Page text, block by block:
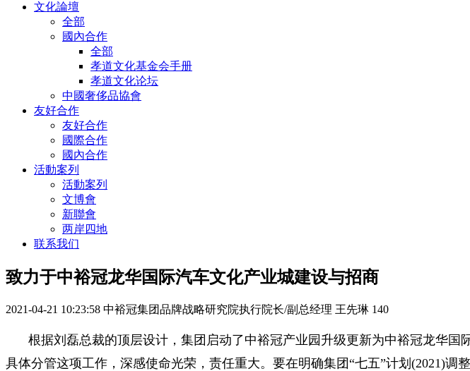
文化論壇
全部
國內合作
全部
孝道文化基金会手册
孝道文化论坛
中國奢侈品協會
友好合作
友好合作
國際合作
國內合作
活動案列
活動案列
文博會
新聯會
两岸四地
联系我们
致力于中裕冠龙华国际汽车文化产业城建设与招商
2021-04-21 10:23:58 中裕冠集团品牌战略研究院执行院长/副总经理 王先琳 140
根据刘磊总裁的顶层设计，集团启动了中裕冠产业园升级更新为中裕冠龙华
具体分管这项工作，深感使命光荣，责任重大。要在明确集团“七五”计划(2021)